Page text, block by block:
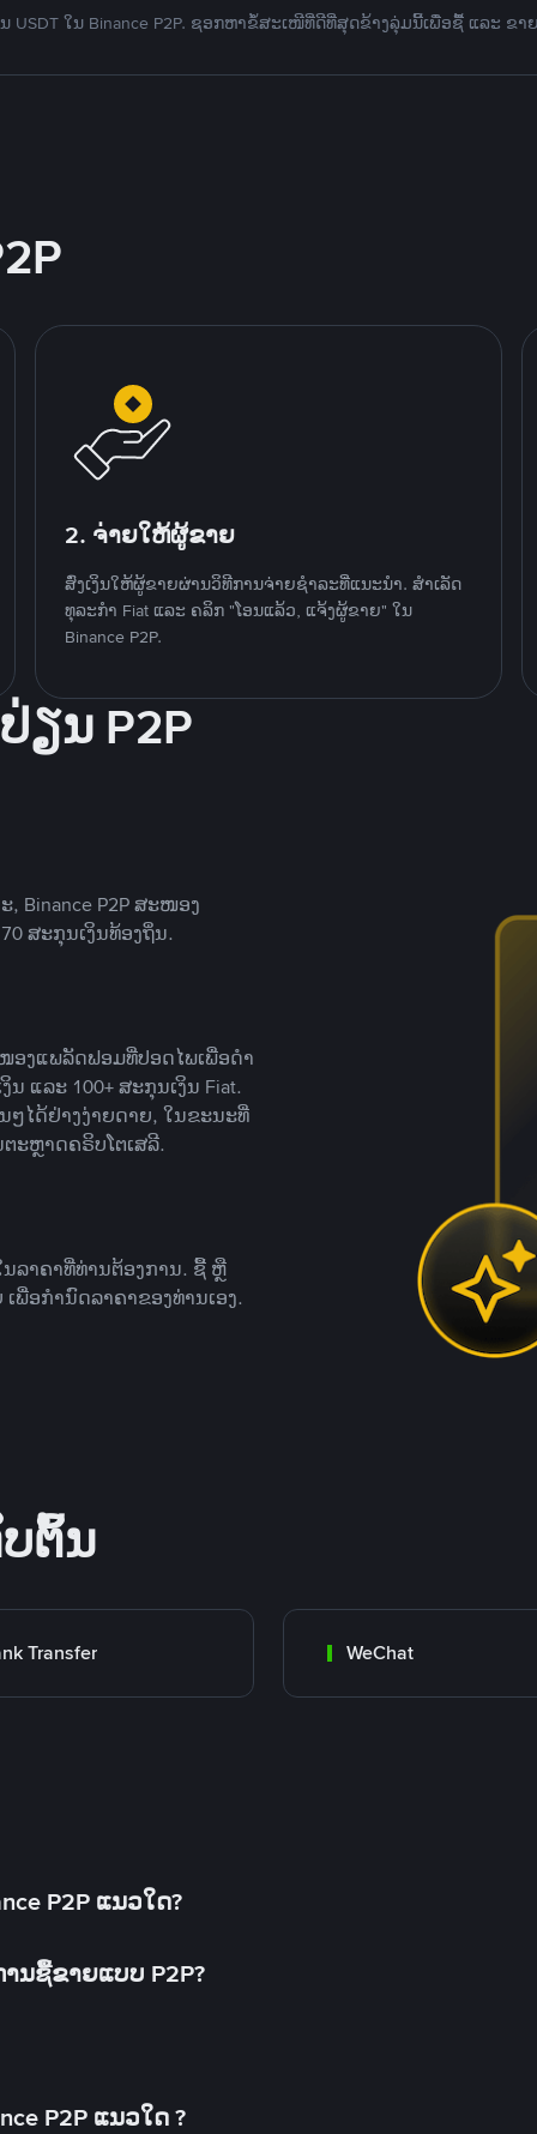
USDT ໃນ Binance P2P. ຊອກຫາຂໍ້ສະເໜີທີ່ດີທີ່ສຸດຂ້າງລຸ່ມນີ້ເພື່ອຊື້ ແລະ ຂາ
2. ຈ່າຍໃຫ້ຜູ້ຂາຍ
ສົ່ງເງິນໃຫ້ຜູ້ຂາຍຜ່ານວິທີການຈ່າຍຊຳລະທີ່ແນະນໍາ. ສໍາເລັດ
ທຸລະກໍາ Fiat ແລະ ຄລິກ "ໂອນແລ້ວ, ແຈ້ງຜູ້ຂາຍ" ໃນ
Binance P2P.
ຽນ P2P
Binance P2P ສະໜອງ
ສະກຸນເງິນທ້ອງຖິ່ນ.
ອງແພລັດຟອມທີ່ປອດໄພເພື່ອດໍາ
ແລະ 100+ ສະກຸນເງິນ Fiat.
ໄດ້ຢ່າງງ່າຍດາຍ, ໃນຂະນະທີ່
ະຫຼາດຄຣິບໂຕເສລີ.
ລາຄາທີ່ທ່ານຕ້ອງການ. ຊື້ ຫຼື
ອກໍານົດລາຄາຂອງທ່ານເອງ.
ຕົ້ນ
Transfer WeChat
P2P ແນວໃດ?
ນຊື້ຂາຍແບບ P2P?
P2P ແນວໃດ ?